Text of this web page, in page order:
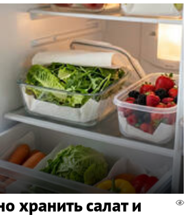
хранить салат и